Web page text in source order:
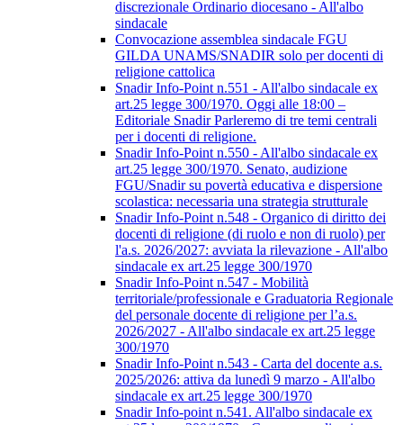
discrezionale Ordinario diocesano - All'albo
sindacale
Convocazione assemblea sindacale FGU
GILDA UNAMS/SNADIR solo per docenti di
religione cattolica
Snadir Info-Point n.551 - All'albo sindacale ex
art.25 legge 300/1970. Oggi alle 18:00 –
Editoriale Snadir Parleremo di tre temi centrali
per i docenti di religione.
Snadir Info-Point n.550 - All'albo sindacale ex
art.25 legge 300/1970. Senato, audizione
FGU/Snadir su povertà educativa e dispersione
scolastica: necessaria una strategia strutturale
Snadir Info-Point n.548 - Organico di diritto dei
docenti di religione (di ruolo e non di ruolo) per
l'a.s. 2026/2027: avviata la rilevazione - All'albo
sindacale ex art.25 legge 300/1970
Snadir Info-Point n.547 - Mobilità
territoriale/professionale e Graduatoria Regionale
del personale docente di religione per l’a.s.
2026/2027 - All'albo sindacale ex art.25 legge
300/1970
Snadir Info-Point n.543 - Carta del docente a.s.
2025/2026: attiva da lunedì 9 marzo - All'albo
sindacale ex art.25 legge 300/1970
Snadir Info-point n.541. All'albo sindacale ex